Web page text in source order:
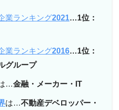
業ランキング2021…1位：
業ランキング2016…1位：
グループ
…金融・メーカー・IT
は…不動産デベロッパー・